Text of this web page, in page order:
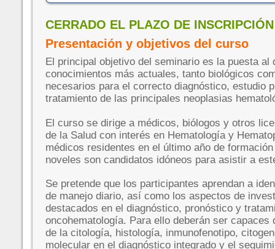
CERRADO EL PLAZO DE
Presentación y objetivos del curso
El principal objetivo del seminario es la puesta al
conocimientos más actuales, tanto biológicos
necesarios para el correcto diagnóstico, estudio
tratamiento de las principales neoplasias
El curso se dirige a médicos, biólogos y otros
de la Salud con interés en Hematología y
médicos residentes en el último año de
noveles son candidatos idóneos para asistir a
Se pretende que los participantes aprendan a
de manejo diario, así como los aspectos de
destacados en el diagnóstico, pronóstico y
oncohematología. Para ello deberán ser capaces
de la citología, histología, inmunofenotipo,
molecular en el diagnóstico integrado y el